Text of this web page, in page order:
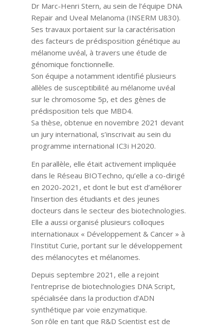
Dr Marc-Henri Stern, au sein de l’équipe DNA
Repair and Uveal Melanoma (INSERM U830).
Ses travaux portaient sur la caractérisation
des facteurs de prédisposition génétique au
mélanome uvéal, à travers une étude de
génomique fonctionnelle.
Son équipe a notamment identifié plusieurs
allèles de susceptibilité au mélanome uvéal
sur le chromosome 5p, et des gènes de
prédisposition tels que MBD4.
Sa thèse, obtenue en novembre 2021 devant
un jury international, s’inscrivait au sein du
programme international IC3i H2020.
En parallèle, elle était activement impliquée
dans le Réseau BIOTechno, qu’elle a co-dirigé
en 2020-2021, et dont le but est d’améliorer
l’insertion des étudiants et des jeunes
docteurs dans le secteur des biotechnologies.
Elle a aussi organisé plusieurs colloques
internationaux « Développement & Cancer » à
l’Institut Curie, portant sur le développement
des mélanocytes et mélanomes.
Depuis septembre 2021, elle a rejoint
l’entreprise de biotechnologies DNA Script,
spécialisée dans la production d’ADN
synthétique par voie enzymatique.
Son rôle en tant que R&D Scientist est de